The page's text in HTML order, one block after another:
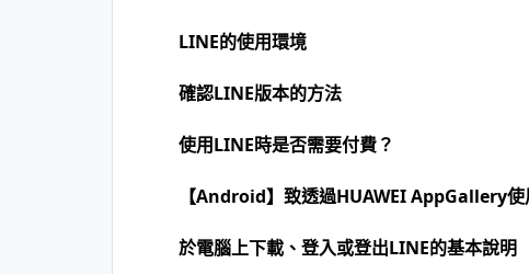
LINE的使用環境
確認LINE版本的方法
使用LINE時是否需要付費？
【Android】致透過HUAWEI AppGallery
於電腦上下載、登入或登出LINE的基本說明